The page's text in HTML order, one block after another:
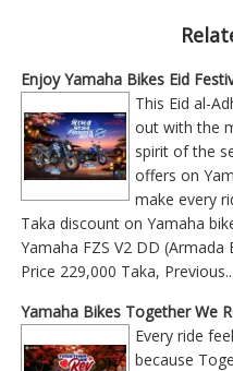
Enjoy Yamaha Bikes Eid
This Eid al-
out with the
spirit of the
offers on
make every
Taka discount on Yamaha
Yamaha FZS V2 DD
Price 229,000 Taka, Previous
Yamaha Bikes Together We
Every ride
because